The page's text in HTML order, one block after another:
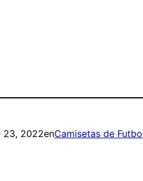
23, 2022enCamisetas de